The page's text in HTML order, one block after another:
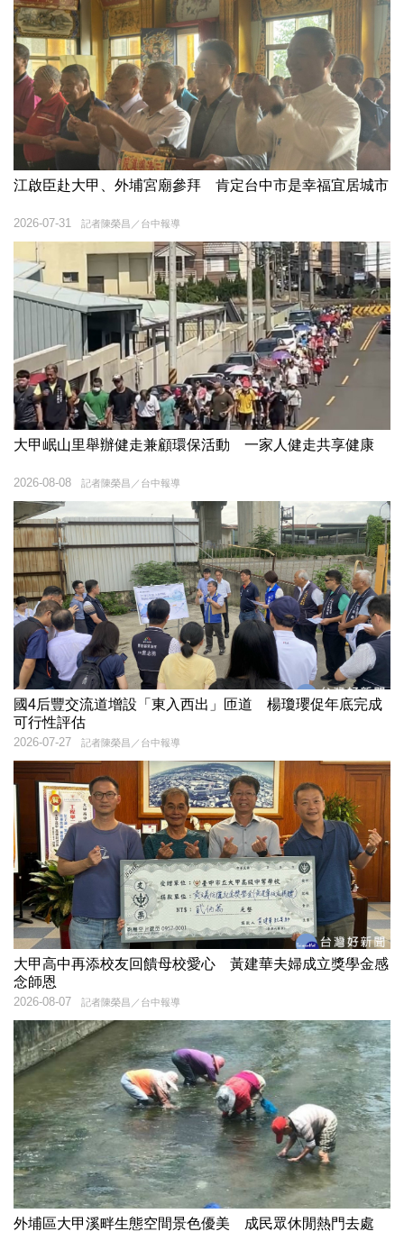
江啟臣赴大甲、外埔宮廟參拜 肯定台中市是幸福宜居城市
記者陳榮昌／台中報導
2026-07-31
大甲岷山里舉辦健走兼顧環保活動 一家人健走共享健康
記者陳榮昌／台中報導
2026-08-08
國4后豐交流道增設「東入西出」匝道 楊瓊瓔促年底完成
可行性評估
記者陳榮昌／台中報導
2026-07-27
大甲高中再添校友回饋母校愛心 黃建華夫婦成立獎學金感
念師恩
記者陳榮昌／台中報導
2026-08-07
外埔區大甲溪畔生態空間景色優美 成民眾休閒熱門去處